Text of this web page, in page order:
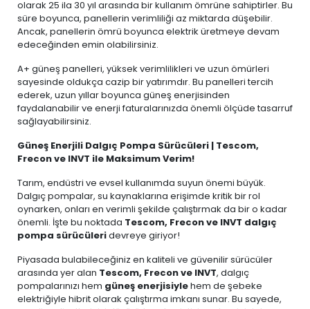
olarak 25 ila 30 yıl arasında bir kullanım ömrüne sahiptirler. Bu
süre boyunca, panellerin verimliliği az miktarda düşebilir.
Ancak, panellerin ömrü boyunca elektrik üretmeye devam
edeceğinden emin olabilirsiniz.
A+ güneş panelleri, yüksek verimlilikleri ve uzun ömürleri
sayesinde oldukça cazip bir yatırımdır. Bu panelleri tercih
ederek, uzun yıllar boyunca güneş enerjisinden
faydalanabilir ve enerji faturalarınızda önemli ölçüde tasarruf
sağlayabilirsiniz.
Güneş Enerjili Dalgıç Pompa Sürücüleri | Tescom,
Frecon ve INVT ile Maksimum Verim!
Tarım, endüstri ve evsel kullanımda suyun önemi büyük.
Dalgıç pompalar, su kaynaklarına erişimde kritik bir rol
oynarken, onları en verimli şekilde çalıştırmak da bir o kadar
önemli. İşte bu noktada Tescom, Frecon ve INVT dalgıç
pompa sürücüleridevreye giriyor!
Piyasada bulabileceğiniz en kaliteli ve güvenilir sürücüler
arasında yer alan Tescom, Frecon ve INVT, dalgıç
pompalarınızı hem güneş enerjisiylehem de şebeke
elektriğiyle hibrit olarak çalıştırma imkanı sunar. Bu sayede,